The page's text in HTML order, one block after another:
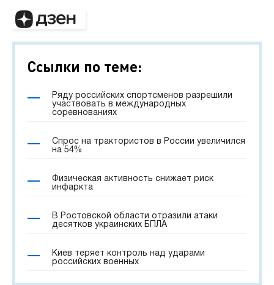
Ссылки по теме:
Ряду российских спортсменов разрешили
участвовать в международных
соревнованиях
Спрос на трактористов в России увеличился
на 54%
Физическая активность снижает риск
инфаркта
В Ростовской области отразили атаки
десятков украинских БПЛА
Киев теряет контроль над ударами
российских военных